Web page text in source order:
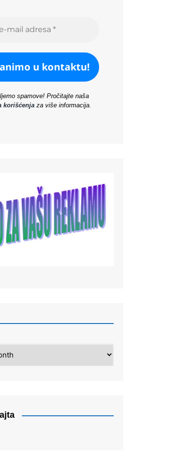
spamove! Pročitajte naša
korišćenjaza više informacija.